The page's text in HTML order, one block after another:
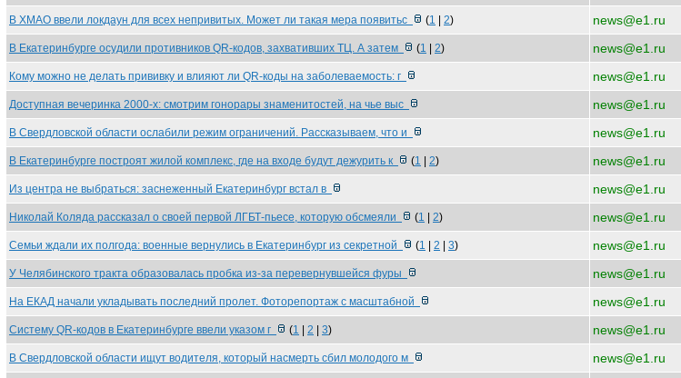
В ХМАО ввели локдаун для всех непривитых. Может ли такая мера появитьс (1 2) news@e1.ru
В Екатеринбурге осудили противников QR-кодов, захвативших ТЦ. А затем (1 2) news@e1.ru
Кому можно не делать прививку и влияют ли QR-коды на заболеваемость: г news@e1.ru
Доступная вечеринка 2000-х: смотрим гонорары знаменитостей, на чье выс news@e1.ru
В Свердловской области ослабили режим ограничений. Рассказываем, что и news@e1.ru
В Екатеринбурге построят жилой комплекс, где на входе будут дежурить к (1 2) news@e1.ru
Из центра не выбраться: заснеженный Екатеринбург встал в news@e1.ru
Николай Коляда рассказал о своей первой ЛГБТ-пьесе, которую обсмеяли (1 2) news@e1.ru
Семьи ждали их полгода: военные вернулись в Екатеринбург из секретной (1 2 3) news@e1.ru
У Челябинского тракта образовалась пробка из-за перевернувшейся фуры news@e1.ru
На ЕКАД начали укладывать последний пролет. Фоторепортаж с масштабной news@e1.ru
Систему QR-кодов в Екатеринбурге ввели указом г (1 2 3) news@e1.ru
В Свердловской области ищут водителя, который насмерть сбил молодого м news@e1.ru